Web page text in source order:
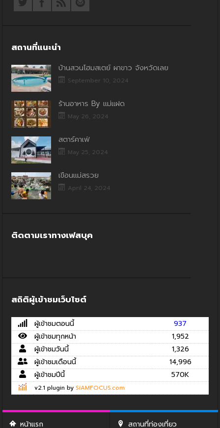
สถานที่แนะนำ
บ้านสวนโฮมสเตย์ ผาขาว จังหวัดเลย
September 10, 2024
ร้านอาหาร By แม่แฝด
May 26, 2024
สตาร์คาเฟ่
May 25, 2024
เขื่อนแม่สรวย
April 24, 2024
ติดตามเราทางเฟสบุค
สถิติผู้เข้าชมเว็บไซต์
ผู้เข้าชมตอนนี้
937
ผู้เข้าชมทุกหน้า
1,952
ผู้เข้าชมวันนี้
1,326
ผู้เข้าชมเดือนนี้
14,996
ผู้เข้าชมปีนี้
570K
v2.1 plugin by SiAMFOCUS.com
หน้าแรก สถานที่ท่องเที่ยว